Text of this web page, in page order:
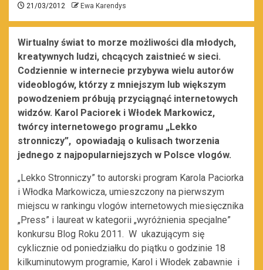
21/03/2012 Ewa Karendys
Wirtualny świat to morze możliwości dla młodych,
kreatywnych ludzi, chcących zaistnieć w sieci.
Codziennie w internecie przybywa wielu autorów
videoblogów, którzy z mniejszym lub większym
powodzeniem próbują przyciągnąć internetowych
widzów. Karol Paciorek i Włodek Markowicz,
twórcy internetowego programu „Lekko
stronniczy”, opowiadają o kulisach tworzenia
jednego z najpopularniejszych w Polsce vlogów.
„Lekko Stronniczy” to autorski program Karola Paciorka
i Włodka Markowicza, umieszczony na pierwszym
miejscu w rankingu vlogów internetowych miesięcznika
„Press” i laureat w kategorii „wyróżnienia specjalne”
konkursu Blog Roku 2011. W ukazującym się
cyklicznie od poniedziałku do piątku o godzinie 18
kilkuminutowym programie, Karol i Włodek zabawnie i